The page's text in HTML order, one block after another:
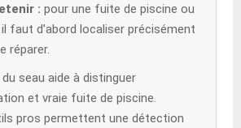
: pour une fuite de piscine ou
faut d’abord localiser précisément
réparer.
seau aide à distinguer
et vraie fuite de piscine.
pros permettent une détection